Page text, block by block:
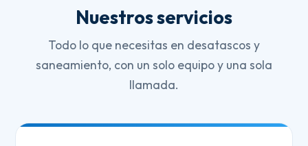
Nuestros servicios
Todo lo que necesitas en desatascos y
saneamiento, con un solo equipo y una sola
llamada.